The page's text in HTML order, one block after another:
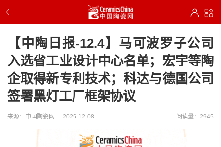
【中陶日报-12.4】马可波罗子公司
入选省工业设计中心名单；宏宇等陶
企取得新专利技术；科达与德国公司
签署黑灯工厂框架协议
来源：中国陶瓷网 2025-12-08 阅读量：2945